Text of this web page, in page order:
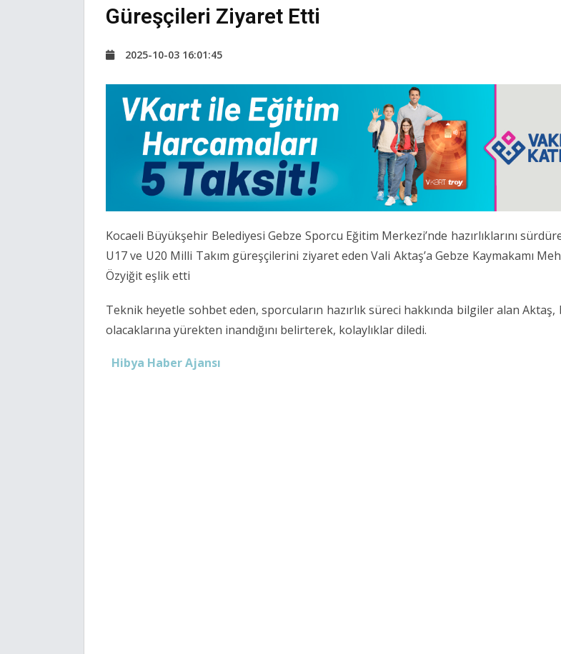
Güreşçileri Ziyaret Etti
2025-10-03 16:01:45
Kocaeli Büyükşehir Belediyesi Gebze Sporcu Eğitim Merkezi’nde hazırlıklarını
U17 ve U20 Milli Takım güreşçilerini ziyaret eden Vali Aktaş’a Gebze Kaymakamı
Özyiğit eşlik etti
Teknik heyetle sohbet eden, sporcuların hazırlık süreci hakkında bilgiler alan Aktaş,
olacaklarına yürekten inandığını belirterek, kolaylıklar diledi.
Hibya Haber Ajansı